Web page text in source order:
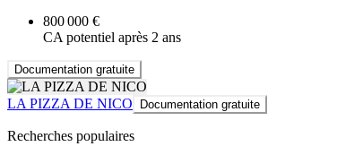
800 000 €
CA potentiel après 2 ans
Documentation gratuite
LA PIZZA DE NICO Documentation gratuite
Recherches populaires